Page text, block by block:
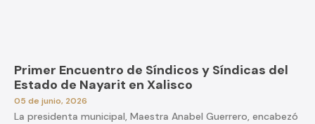
Primer Encuentro de Síndicos y Síndicas del
Estado de Nayarit en Xalisco
05 de junio, 2026
La presidenta municipal, Maestra Anabel Guerrero, encabezó